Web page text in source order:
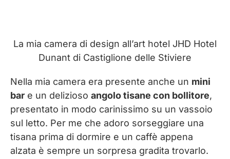
La mia camera di design all’art hotel JHD Hotel
Dunant di Castiglione delle Stiviere
Nella mia camera era presente anche un mini
bar e un delizioso angolo tisane con bollitore,
presentato in modo carinissimo su un vassoio
sul letto. Per me che adoro sorseggiare una
tisana prima di dormire e un caffè appena
alzata è sempre un sorpresa gradita trovarlo.